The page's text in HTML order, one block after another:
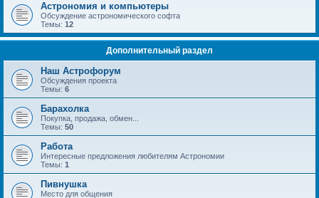
Астрономия и компьютеры
Обсуждение астрономического софта
Темы: 12
Дополнительный раздел
Наш Астрофорум
Обсуждения проекта
Темы: 6
Барахолка
Покупка, продажа, обмен...
Темы: 50
Работа
Интересные предложения любителям Астрономии
Темы: 1
Пивнушка
Место для общения